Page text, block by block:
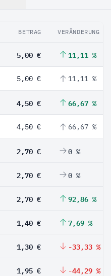
BETRAG VERÄNDERUNG
5,00 € 11,11 %
5,00 € 11,11 %
4,50 € 66,67 %
4,50 € 66,67 %
2,70 € 0 %
2,70 € 0 %
2,70 € 92,86 %
1,40 € 7,69 %
1,30 € -33,33 %
1,95 € -44,29 %